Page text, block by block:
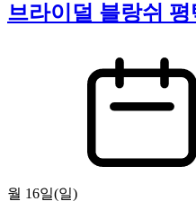
브라이덜 블랑쉬
월 16일(일)